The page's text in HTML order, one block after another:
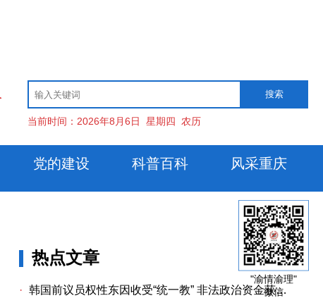
当前时间： 2026年8月6日 星期四 农历
党的建设 科普百科 风采重庆
"渝情渝理"
微信
热点文章
· 韩国前议员权性东因收受“统一教” 非法政治资金获刑两年